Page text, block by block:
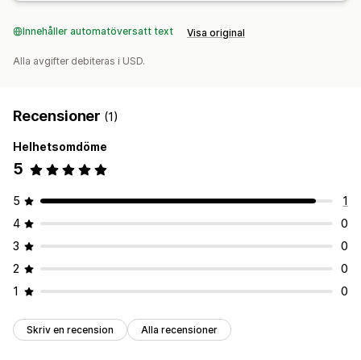
Innehåller automatöversatt text Visa original
Alla avgifter debiteras i USD.
Recensioner (1)
Helhetsomdöme
5
5
1
4
0
3
0
2
0
1
0
Skriv en recension Alla recensioner